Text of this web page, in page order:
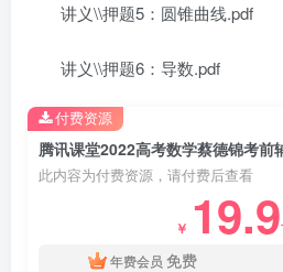
讲义\\押题5：圆锥曲线.pdf
讲义\\押题6：导数.pdf
腾讯课堂2022高考数学蔡德锦考前
此内容为付费资源，请付费后查看
￥ 19.9
年费会员 免费
付费资源